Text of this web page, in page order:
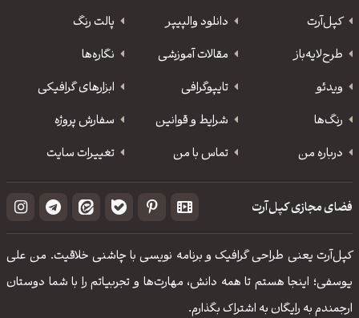
کپل‌آرت دانلود‌ والپیپر
پالت رنگ
طرح‌لایه‌باز
مقالات آموزشی
نگاره‌ها
ویدئو
‌تایپوگرافی
ابزارهای گرافیکی
رنگ‌ها
شرایط و قوانین
سفارش پروژه
درباره من
تماس با من تغییرات سایت
فضای مجازی کپل‌آرت
کپل‌آرت یعنی طراحی گرافیک و برنامه نویسی با چاشنی خلاقیت. من علی
یوسفی؛ اینجا هستم تا همه دانش، مهارت‌‌ها و تجربیاتم را با شما دوستان
ارجمندم به رایگان به اشتراک بگذارم.